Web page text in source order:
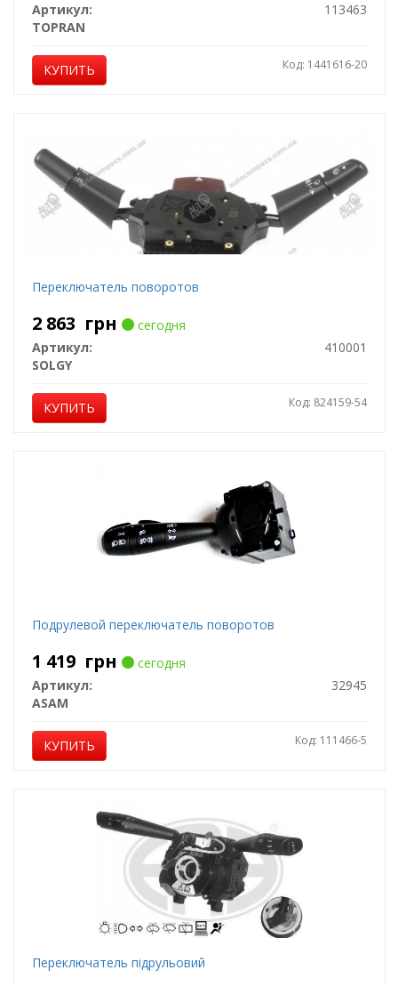
Артикул:
113463
TOPRAN
КУПИТЬ Код: 1441616-20
Переключатель поворотов
2 863 грн
сегодня
Артикул:
410001
SOLGY
КУПИТЬ Код: 824159-54
Подрулевой переключатель поворотов
1 419 грн
сегодня
Артикул:
32945
ASAM
КУПИТЬ Код: 111466-5
Переключатель підрульовий